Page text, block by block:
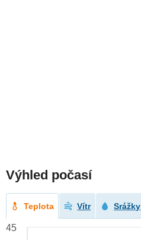
Výhled počasí
Teplota Vítr Srážky
45